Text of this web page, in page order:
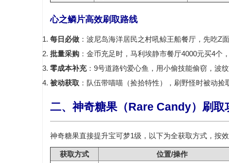
心之鳞片高效刷取路线
每日必做 ：波尼岛海洋居民之村吼鲸王船餐厅，先吃Z
批量采购 ：金币充足时，马利埃静市餐厅4000元买4个
零成本补充：9号道路钓爱心鱼，用小偷技能偷窃，波
被动获取 ：队伍带喵喵（捡拾特性），刷野怪时被动捡
二、神奇糖果（Rare Candy）刷取
神奇糖果直接提升宝可梦1级，以下为全获取方式，按
获取方式 位置/操作